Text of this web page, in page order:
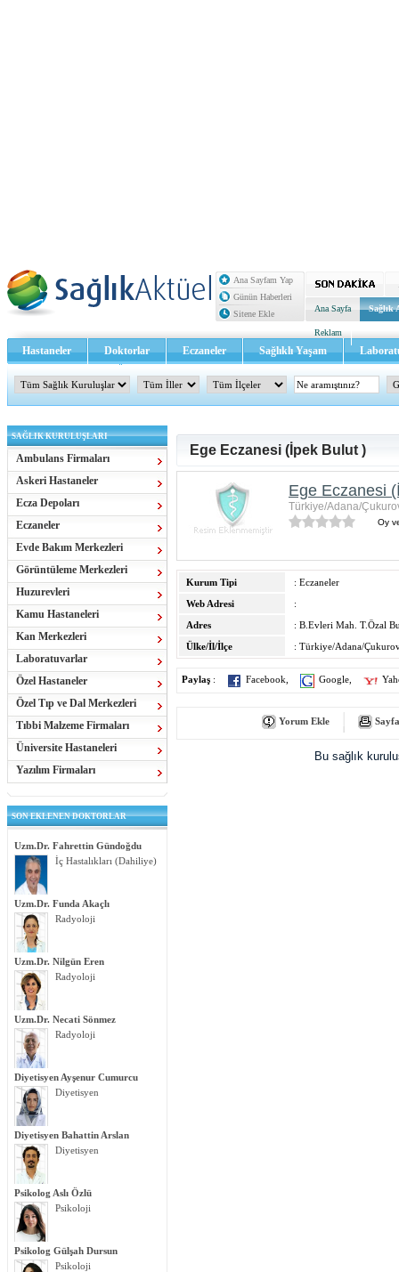
Ana Sayfam Yap
Günün Haberleri
Sitene Ekle
Ana Sayfa Sağlık
Reklam
Hastaneler Doktorlar Eczaneler Sağlıklı Yaşam
Sağlık TV - Video İletişim
SAĞLIK KURULUŞLARI
Ambulans Firmaları
Askeri Hastaneler
Ecza Depoları
Eczaneler
Evde Bakım Merkezleri
Görüntüleme Merkezleri
Huzurevleri
Kamu Hastaneleri
Kan Merkezleri
Laboratuvarlar
Özel Hastaneler
Özel Tıp ve Dal Merkezleri
Tıbbi Malzeme Firmaları
Üniversite Hastaneleri
Yazılım Firmaları
SON EKLENEN DOKTORLAR
Uzm.Dr. Fahrettin Gündoğdu
İç Hastalıkları (Dahiliye)
Uzm.Dr. Funda Akaçlı
Radyoloji
Uzm.Dr. Nilgün Eren
Radyoloji
Uzm.Dr. Necati Sönmez
Radyoloji
Diyetisyen Ayşenur Cumurcu
Diyetisyen
Diyetisyen Bahattin Arslan
Diyetisyen
Psikolog Aslı Özlü
Psikoloji
Psikolog Gülşah Dursun
Psikoloji
Ege Eczanesi (İpek Bulut )
Ege Eczanesi
Türkiye/Adana/
Oy
Kurum Tipi
: Eczaneler
Web Adresi
:
Adres
: B.Evleri Mah. T.Özal
Ülke/İl/İlçe
: Türkiye/Adana/
Paylaş : Facebook Google
Yorum Ekle
Bu sağlık